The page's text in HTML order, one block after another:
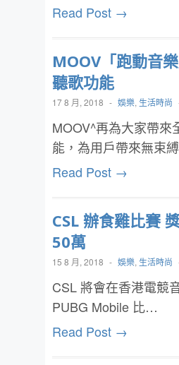
Read Post →
MOOV「跑動音
聽歌功能
17 8 月, 2018 - 娛樂, 生活時尚
MOOV^再為大家帶來
能，為用戶帶來無束
Read Post →
CSL 辦食雞比賽
50萬
15 8 月, 2018 - 娛樂, 生活時尚
CSL 將會在香港電競
PUBG Mobile 比…
Read Post →